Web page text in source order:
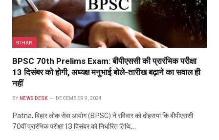
BIHAR
BPSC 70th Prelims Exam: बीपीएससी की प्रारंभिक परीक्षा
13 दिसंबर को होगी, अध्यक्ष मनुभाई बोले-तारीख बढ़ाने का सवाल ही
नहीं
BY NEWS DESK DECEMBER 9, 2024
Patna. बिहार लोक सेवा आयोग (BPSC) ने रविवार को दोहराया कि बीपीएससी
70वीं प्रारंभिक परीक्षा 13 दिसंबर को निर्धारित तिथि…